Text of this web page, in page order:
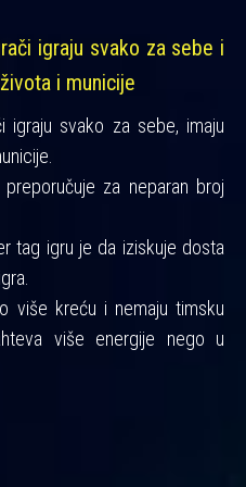
igraju svako za sebe i
i municije
igraju svako za sebe, imaju
za neparan broj
tag igru je da iziskuje dosta
više kreću i nemaju timsku
više energije nego u